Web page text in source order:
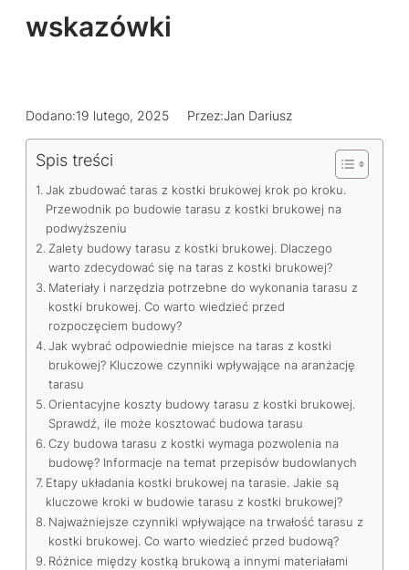
wskazówki
Dodano:19 lutego, 2025 Przez:Jan Dariusz
Spis treści
Jak zbudować taras z kostki brukowej krok po kroku.
Przewodnik po budowie tarasu z kostki brukowej na
podwyższeniu
Zalety budowy tarasu z kostki brukowej. Dlaczego
warto zdecydować się na taras z kostki brukowej?
Materiały i narzędzia potrzebne do wykonania tarasu z
kostki brukowej. Co warto wiedzieć przed
rozpoczęciem budowy?
Jak wybrać odpowiednie miejsce na taras z kostki
brukowej? Kluczowe czynniki wpływające na aranżację
tarasu
Orientacyjne koszty budowy tarasu z kostki brukowej.
Sprawdź, ile może kosztować budowa tarasu
Czy budowa tarasu z kostki wymaga pozwolenia na
budowę? Informacje na temat przepisów budowlanych
Etapy układania kostki brukowej na tarasie. Jakie są
kluczowe kroki w budowie tarasu z kostki brukowej?
Najważniejsze czynniki wpływające na trwałość tarasu z
kostki brukowej. Co warto wiedzieć przed budową?
Różnice między kostką brukową a innymi materiałami